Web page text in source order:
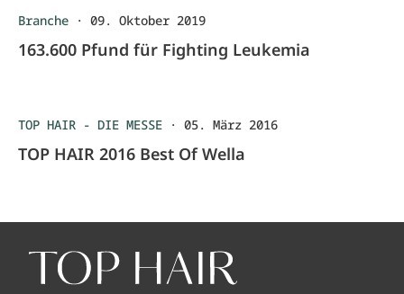
Branche · 09. Oktober 2019
163.600 Pfund für Fighting Leukemia
TOP HAIR - DIE MESSE · 05. März 2016
TOP HAIR 2016 Best Of Wella